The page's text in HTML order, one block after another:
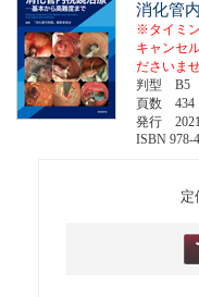
消化管
※タイミ
キャンセ
ださいませ
判型 B5
頁数 434
発行 2021
ISBN 978-
定